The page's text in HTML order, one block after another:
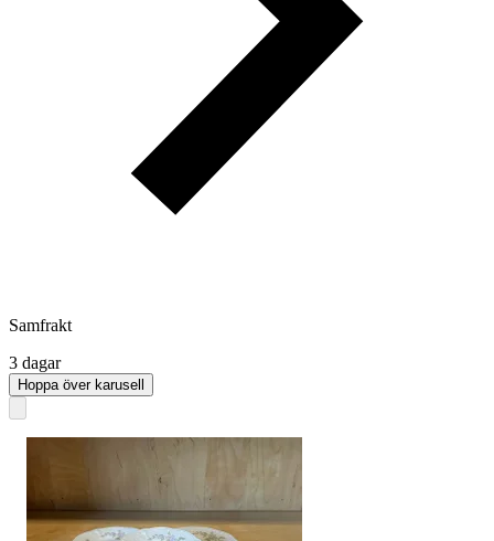
Samfrakt
3 dagar
Hoppa över karusell